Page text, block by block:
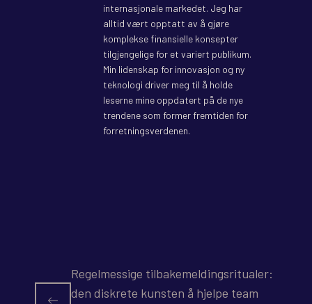
internasjonale markedet. Jeg har
alltid vært opptatt av å gjøre
komplekse finansielle konsepter
tilgjengelige for et variert publikum.
Min lidenskap for innovasjon og ny
teknologi driver meg til å holde
leserne mine oppdatert på de nye
trendene som former fremtiden for
forretningsverdenen.
Regelmessige tilbakemeldingsritualer:
den diskrete kunsten å hjelpe team